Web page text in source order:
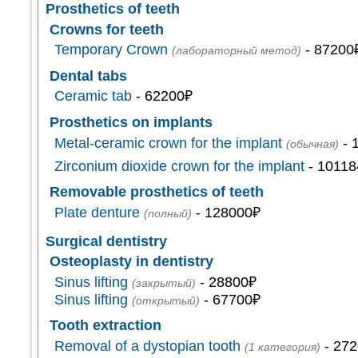
Prosthetics of teeth
Crowns for teeth
Temporary Crown (лабораторный метод) -
Dental tabs
Ceramic tab- 62200₽
Prosthetics on implants
Metal-ceramic crown for the implant (обычная) -
Zirconium dioxide crown for the implant-
Removable prosthetics of teeth
Plate denture (полный) - 128000₽
Surgical dentistry
Osteoplasty in dentistry
Sinus lifting (закрытый) - 28800₽
Sinus lifting (открытый) - 67700₽
Tooth extraction
Removal of a dystopian tooth (1 категория) -